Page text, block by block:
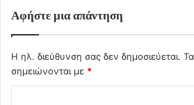
Αφήστε μια απάντηση
Η ηλ. διεύθυνση σας δεν δημοσιεύεται.
σημειώνονται με *